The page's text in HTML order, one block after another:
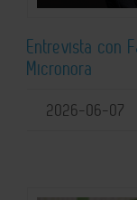
Entrevista con
Micronora
2026-06-07